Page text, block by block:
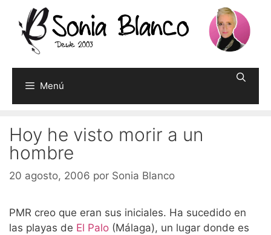
contenido
Menú
Hoy he visto morir a un
hombre
20 agosto, 2006 por Sonia Blanco
PMR creo que eran sus iniciales. Ha sucedido en
las playas de El Palo (Málaga), un lugar donde es